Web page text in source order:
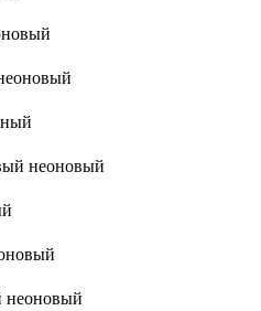
неоновый
неоновый